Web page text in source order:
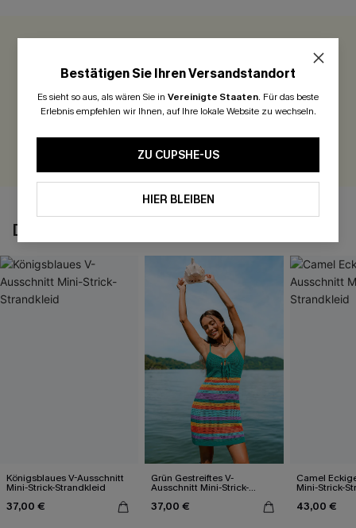
Seien Sie der Erste, der bewertet
300 Punkte für Ihre Bewertung!
DAS KÖNNTE IHNEN AUCH GEFALLEN
Königsblaues V-Ausschnitt
Mini-Strick-Strandkleid
37,00 €
Grün Gestreiftes V-
Ausschnitt Mini-Strick-
37,00 €
Camel
Mini-Strick-
43,00 €
Bestätigen Sie Ihren Versandstandort
Es sieht so aus, als wären Sie in Vereinigte Staaten. Für das beste
Erlebnis empfehlen wir Ihnen, auf Ihre lokale Website zu wechseln.
ZU CUPSHE-US
HIER BLEIBEN